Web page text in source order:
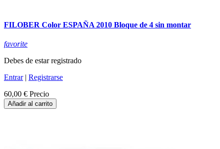
FILOBER Color ESPAÑA 2010 Bloque de 4 sin montar
favorite
Debes de estar registrado
Entrar| Registrarse
60,00 € Precio
Añadir al carrito